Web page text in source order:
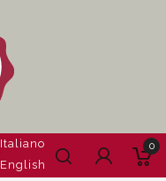
Italiano
English
0